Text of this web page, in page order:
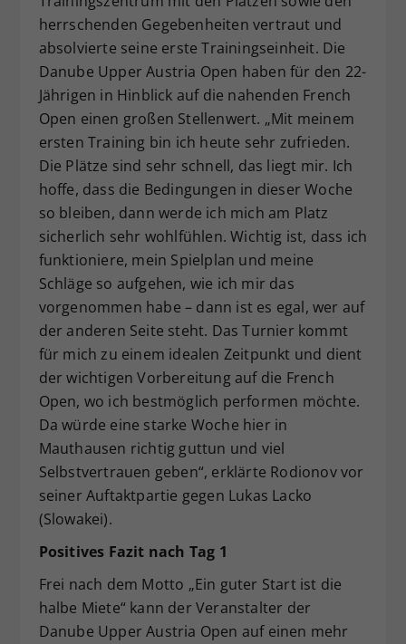
herrschenden Gegebenheiten vertraut und
absolvierte seine erste Trainingseinheit. Die
Danube Upper Austria Open haben für den 22-
Jährigen in Hinblick auf die nahenden French
Open einen großen Stellenwert. „Mit meinem
ersten Training bin ich heute sehr zufrieden.
Die Plätze sind sehr schnell, das liegt mir. Ich
hoffe, dass die Bedingungen in dieser Woche
so bleiben, dann werde ich mich am Platz
sicherlich sehr wohlfühlen. Wichtig ist, dass ich
funktioniere, mein Spielplan und meine
Schläge so aufgehen, wie ich mir das
vorgenommen habe – dann ist es egal, wer auf
der anderen Seite steht. Das Turnier kommt
für mich zu einem idealen Zeitpunkt und dient
der wichtigen Vorbereitung auf die French
Open, wo ich bestmöglich performen möchte.
Da würde eine starke Woche hier in
Mauthausen richtig guttun und viel
Selbstvertrauen geben“, erklärte Rodionov vor
seiner Auftaktpartie gegen Lukas Lacko
(Slowakei).
Positives Fazit nach Tag 1
Frei nach dem Motto „Ein guter Start ist die
halbe Miete“ kann der Veranstalter der
Danube Upper Austria Open auf einen mehr